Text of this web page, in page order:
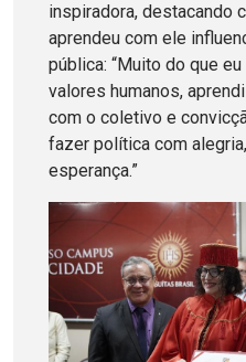
inspiradora, destacando
aprendeu com ele
pública: “Muito do que
valores humanos,
com o coletivo e
fazer política com
esperança.”